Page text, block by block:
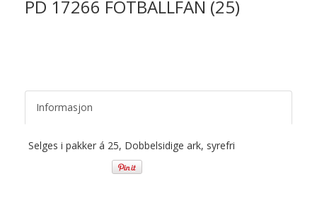
PD 17266 FOTBALLFAN (25)
Informasjon
Selges i pakker á 25, Dobbelsidige ark, syrefri